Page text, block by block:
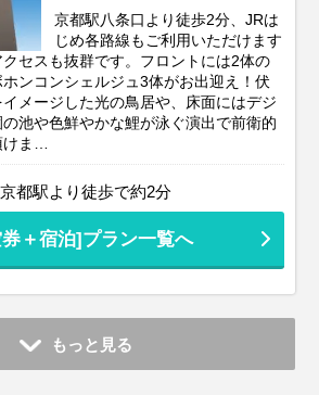
京都駅八条口より徒歩2分、JRは
じめ各路線もご利用いただけます
セスも抜群です。フロントには2体の
ンコンシェルジュ3体がお出迎え！伏
メージした光の鳥居や、床面にはデジ
池や色鮮やかな鯉が泳ぐ演出で前衛的
ま…
都駅より徒歩で約2分
＋宿泊]プラン一覧へ
もっと見る